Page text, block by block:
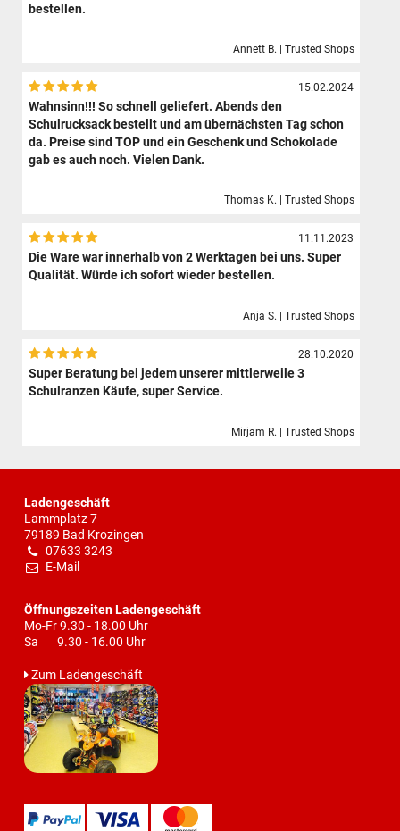
bestellen.
Annett B. | Trusted Shops
15.02.2024
Wahnsinn!!! So schnell geliefert. Abends den
Schulrucksack bestellt und am übernächsten Tag schon
da. Preise sind TOP und ein Geschenk und Schokolade
gab es auch noch. Vielen Dank.
Thomas K. | Trusted Shops
11.11.2023
Die Ware war innerhalb von 2 Werktagen bei uns. Super
Qualität. Würde ich sofort wieder bestellen.
Anja S. | Trusted Shops
28.10.2020
Super Beratung bei jedem unserer mittlerweile 3
Schulranzen Käufe, super Service.
Mirjam R. | Trusted Shops
Ladengeschäft
Lammplatz 7
79189 Bad Krozingen
07633 3243
E-Mail
Öffnungszeiten Ladengeschäft
Mo-Fr 9.30 - 18.00 Uhr
Sa 9.30 - 16.00 Uhr
Zum Ladengeschäft